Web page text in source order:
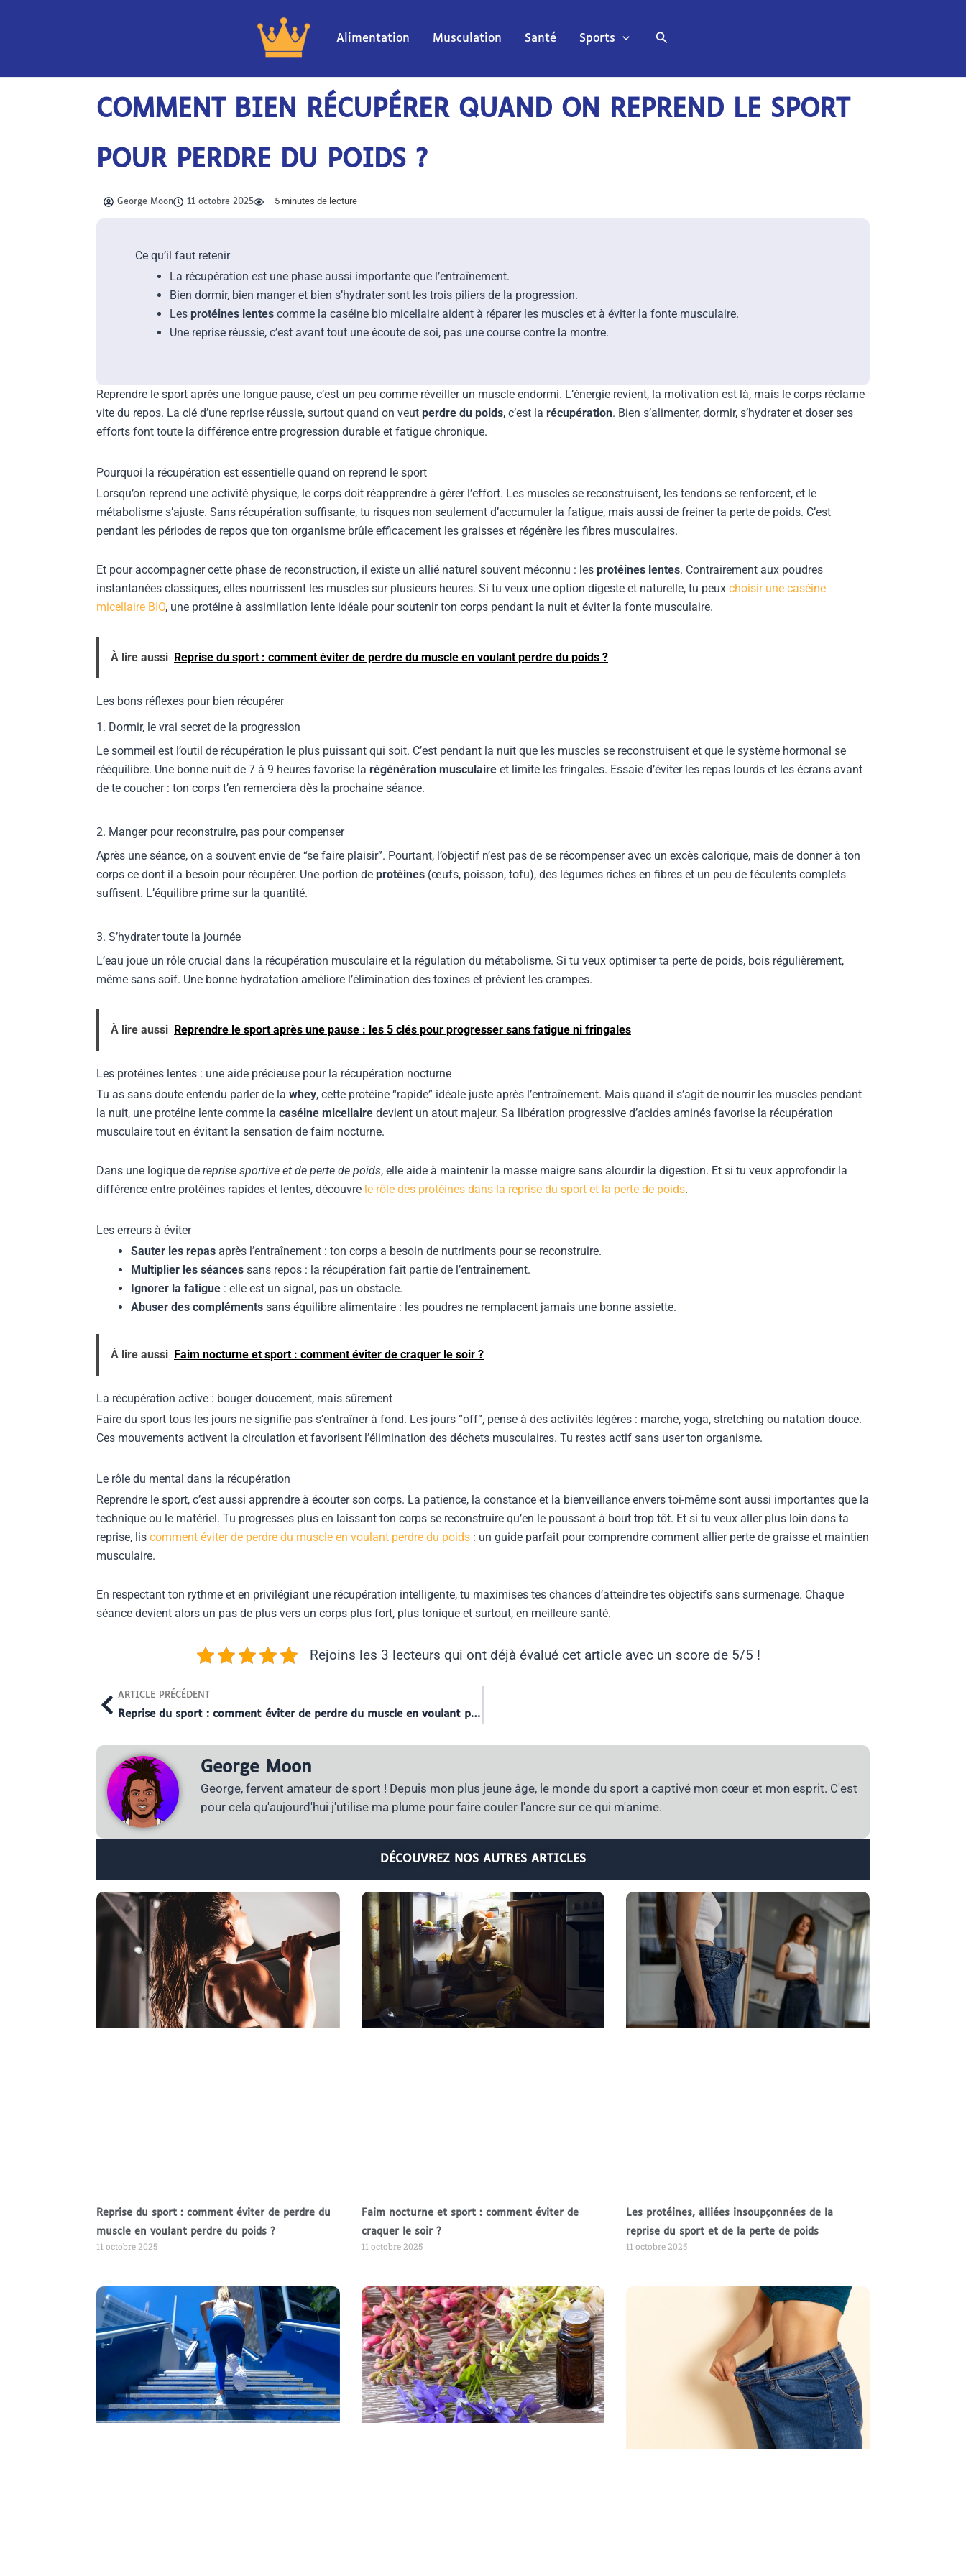
Alimentation Musculation Santé Sports Rechercher
COMMENT BIEN RÉCUPÉRER QUAND ON REPREND LE SPORT
POUR PERDRE DU POIDS ?
George Moon 11 octobre 2025 5 minutes de lecture
Ce qu’il faut retenir
La récupération est une phase aussi importante que l’entraînement.
Bien dormir, bien manger et bien s’hydrater sont les trois piliers de la progression.
Lesprotéines lentes comme la caséine bio micellaire aident à réparer les muscles et à éviter la fonte musculaire.
Une reprise réussie, c’est avant tout une écoute de soi, pas une course contre la montre.
Reprendre le sport après une longue pause, c’est un peu comme réveiller un muscle endormi. L’énergie revient, la motivation est là, mais le corps réclame
vite du repos. La clé d’une reprise réussie, surtout quand on veut perdre du poids, c’est la récupération. Bien s’alimenter, dormir, s’hydrater et doser ses
efforts font toute la différence entre progression durable et fatigue chronique.
Pourquoi la récupération est essentielle quand on reprend le sport
Lorsqu’on reprend une activité physique, le corps doit réapprendre à gérer l’effort. Les muscles se reconstruisent, les tendons se renforcent, et le
métabolisme s’ajuste. Sans récupération suffisante, tu risques non seulement d’accumuler la fatigue, mais aussi de freiner ta perte de poids. C’est
pendant les périodes de repos que ton organisme brûle efficacement les graisses et régénère les fibres musculaires.
Et pour accompagner cette phase de reconstruction, il existe un allié naturel souvent méconnu : les protéines lentes. Contrairement aux poudres
instantanées classiques, elles nourrissent les muscles sur plusieurs heures. Si tu veux une option digeste et naturelle, tu peux choisir une caséine
micellaire BIO, une protéine à assimilation lente idéale pour soutenir ton corps pendant la nuit et éviter la fonte musculaire.
À lire aussi Reprise du sport : comment éviter de perdre du muscle en voulant perdre du poids ?
Les bons réflexes pour bien récupérer
1. Dormir, le vrai secret de la progression
Le sommeil est l’outil de récupération le plus puissant qui soit. C’est pendant la nuit que les muscles se reconstruisent et que le système hormonal se
rééquilibre. Une bonne nuit de 7 à 9 heures favorise la régénération musculaire et limite les fringales. Essaie d’éviter les repas lourds et les écrans avant
de te coucher : ton corps t’en remerciera dès la prochaine séance.
2. Manger pour reconstruire, pas pour compenser
Après une séance, on a souvent envie de “se faire plaisir”. Pourtant, l’objectif n’est pas de se récompenser avec un excès calorique, mais de donner à ton
corps ce dont il a besoin pour récupérer. Une portion de protéines (œufs, poisson, tofu), des légumes riches en fibres et un peu de féculents complets
suffisent. L’équilibre prime sur la quantité.
3. S’hydrater toute la journée
L’eau joue un rôle crucial dans la récupération musculaire et la régulation du métabolisme. Si tu veux optimiser ta perte de poids, bois régulièrement,
même sans soif. Une bonne hydratation améliore l’élimination des toxines et prévient les crampes.
À lire aussi Reprendre le sport après une pause : les 5 clés pour progresser sans fatigue ni fringales
Les protéines lentes : une aide précieuse pour la récupération nocturne
Tu as sans doute entendu parler de la whey, cette protéine “rapide” idéale juste après l’entraînement. Mais quand il s’agit de nourrir les muscles pendant
la nuit, une protéine lente comme la caséine micellaire devient un atout majeur. Sa libération progressive d’acides aminés favorise la récupération
musculaire tout en évitant la sensation de faim nocturne.
Dans une logique de reprise sportive et de perte de poids, elle aide à maintenir la masse maigre sans alourdir la digestion. Et si tu veux approfondir la
différence entre protéines rapides et lentes, découvre le rôle des protéines dans la reprise du sport et la perte de poids.
Les erreurs à éviter
Sauter les repas après l’entraînement : ton corps a besoin de nutriments pour se reconstruire.
Multiplier les séances sans repos : la récupération fait partie de l’entraînement.
Ignorer la fatigue : elle est un signal, pas un obstacle.
Abuser des compléments sans équilibre alimentaire : les poudres ne remplacent jamais une bonne assiette.
À lire aussi Faim nocturne et sport : comment éviter de craquer le soir ?
La récupération active : bouger doucement, mais sûrement
Faire du sport tous les jours ne signifie pas s’entraîner à fond. Les jours “off”, pense à des activités légères : marche, yoga, stretching ou natation douce.
Ces mouvements activent la circulation et favorisent l’élimination des déchets musculaires. Tu restes actif sans user ton organisme.
Le rôle du mental dans la récupération
Reprendre le sport, c’est aussi apprendre à écouter son corps. La patience, la constance et la bienveillance envers toi-même sont aussi importantes que la
technique ou le matériel. Tu progresses plus en laissant ton corps se reconstruire qu’en le poussant à bout trop tôt. Et si tu veux aller plus loin dans ta
reprise, lis comment éviter de perdre du muscle en voulant perdre du poids : un guide parfait pour comprendre comment allier perte de graisse et maintien
musculaire.
En respectant ton rythme et en privilégiant une récupération intelligente, tu maximises tes chances d’atteindre tes objectifs sans surmenage. Chaque
séance devient alors un pas de plus vers un corps plus fort, plus tonique et surtout, en meilleure santé.
Rejoins les 3 lecteurs qui ont déjà évalué cet article avec un score de 5/5 !
ARTICLE PRÉCÉDENT
Reprise du sport : comment éviter de perdre du muscle en voulant perdre du poids ?
George Moon
George, fervent amateur de sport ! Depuis mon plus jeune âge, le monde du sport a captivé mon cœur et mon esprit. C'est
pour cela qu'aujourd'hui j'utilise ma plume pour faire couler l'ancre sur ce qui m'anime.
DÉCOUVREZ NOS AUTRES ARTICLES
Reprise du sport : comment éviter de perdre du
muscle en voulant perdre du poids ?
11 octobre 2025
Faim nocturne et sport : comment éviter de
craquer le soir ?
11 octobre 2025
Les protéines, alliées insoupçonnées de la
reprise du sport et de la perte de poids
11 octobre 2025